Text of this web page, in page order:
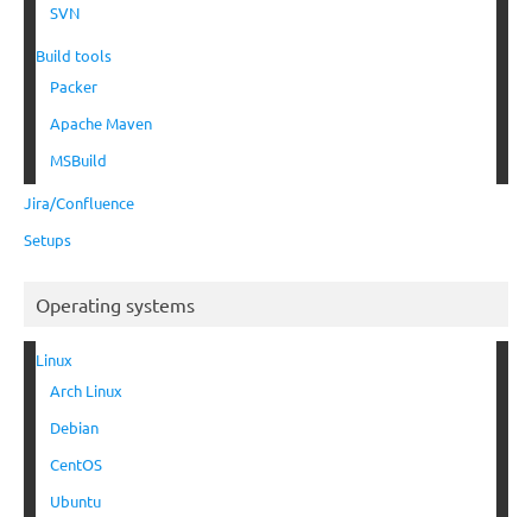
SVN
Build tools
Packer
Apache Maven
MSBuild
Jira/Confluence
Setups
Operating systems
Linux
Arch Linux
Debian
CentOS
Ubuntu